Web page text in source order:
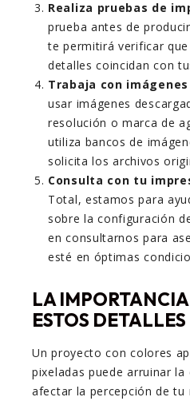
Realiza pruebas de
prueba antes de
te permitirá verificar
detalles coincidan con
Trabaja con
usar imágenes
resolución o marca de
utiliza bancos de
solicita los archivos
Consulta con tu
Total, estamos para
sobre la configuración
en consultarnos para
esté en óptimas
LA
ESTOS DETALLES
Un proyecto con colores
pixeladas puede arruinar
afectar la percepción de tu